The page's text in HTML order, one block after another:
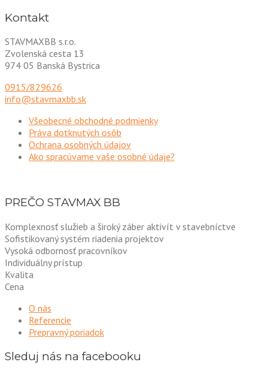
Kontakt
STAVMAXBB s.r.o.
Zvolenská cesta 13
974 05 Banská Bystrica
0915/829626
info@stavmaxbb.sk
Všeobecné obchodné podmienky
Práva dotknutých osôb
Ochrana osobných údajov
Ako spracúvame vaše osobné údaje?
PREČO STAVMAX BB
Komplexnosť služieb a široký záber aktivít v stavebníctve
Sofistikovaný systém riadenia projektov
Vysoká odbornosť pracovníkov
Individuálny prístup
Kvalita
Cena
O nás
Referencie
Prepravný poriadok
Sleduj nás na facebooku